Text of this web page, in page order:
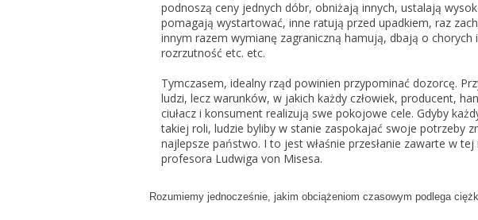
podnoszą ceny jednych dóbr, obniżają innych, ustalają
pomagają wystartować, inne ratują przed upadkiem, raz
innym razem wymianę zagraniczną hamują, dbają o chorych
rozrzutność etc. etc.
Tymczasem, idealny rząd powinien przypominać dozorcę.
ludzi, lecz warunków, w jakich każdy człowiek, producent,
ciułacz i konsument realizują swe pokojowe cele. Gdyby
takiej roli, ludzie byliby w stanie zaspokajać swoje potrzeby
najlepsze państwo. I to jest właśnie przesłanie zawarte w tej
profesora Ludwiga von Misesa.
Rozumiemy jednocześnie, jakim obciążeniom czasowym podlega